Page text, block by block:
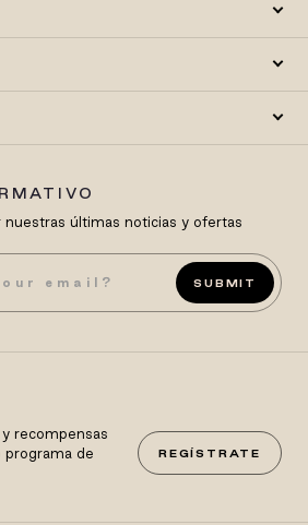
nuestras últimas noticias y ofertas
SUBMIT
recompensas
programa de
REGÍSTRATE